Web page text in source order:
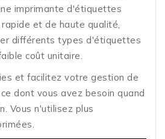
imprimante d'étiquettes
et de haute qualité,
différents types d'étiquettes
coût unitaire.
et facilitez votre gestion de
dont vous avez besoin quand
Vous n'utilisez plus